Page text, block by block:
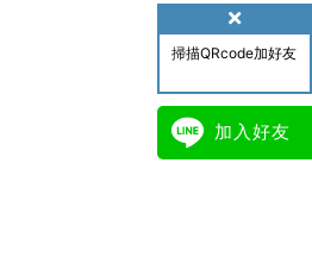
掃描QRcode加好友
加入好友